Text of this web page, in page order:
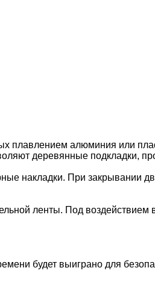
плавлением алюминия или
деревянные подкладки,
накладки. При закрывании
ленты. Под воздействием
будет выиграно для